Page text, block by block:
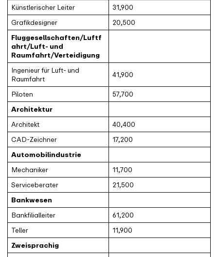
Künstlerischer Leiter
31,900
Grafikdesigner
20,500
Fluggesellschaften/Luftf
ahrt/Luft- und
Raumfahrt/Verteidigung
Ingenieur für Luft- und
Raumfahrt
41,900
Piloten
57,700
Architektur
Architekt
40,400
CAD-Zeichner
17,200
Automobilindustrie
Mechaniker
11,700
Serviceberater
21,500
Bankwesen
Bankfilialleiter
61,200
Teller
11,900
Zweisprachig